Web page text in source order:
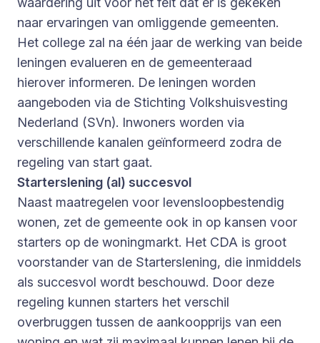
naar ervaringen van omliggende gemeenten.
Het college zal na één jaar de werking van beide
leningen evalueren en de gemeenteraad
hierover informeren. De leningen worden
aangeboden via de Stichting Volkshuisvesting
Nederland (SVn). Inwoners worden via
verschillende kanalen geïnformeerd zodra de
regeling van start gaat.
Starterslening (al) succesvol
Naast maatregelen voor levensloopbestendig
wonen, zet de gemeente ook in op kansen voor
starters op de woningmarkt. Het CDA is groot
voorstander van de Starterslening, die inmiddels
als succesvol wordt beschouwd. Door deze
regeling kunnen starters het verschil
overbruggen tussen de aankoopprijs van een